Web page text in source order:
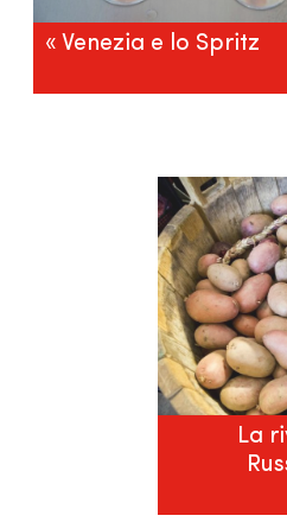
« Venezia e lo Spritz
La